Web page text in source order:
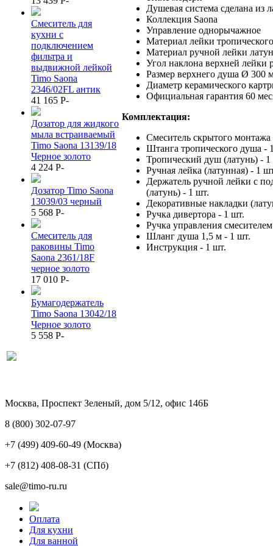
Смеситель для
кухни с
подключением
фильтра и
выдвижной лейкой
Timo Saona
2346/02FL антик
41 165 P-
Дозатор для жидкого
мыла встраиваемый
Timo Saona 13139/18
Черное золото
4 224 P-
Дозатор Timo Saona
13039/03 черный
5 568 P-
Смеситель для
раковины Timo
Saona 2361/18F
черное золото
17 010 P-
Бумагодержатель
Timo Saona 13042/18
Черное золото
5 558 P-
Душевая система сделана из
Коллекция Saona
Управление однорычажное
Материал лейки
Материал ручной лейки
Угол наклона верхней лейки
Размер верхнего душа Ø 300
Диаметр керамического
Официальная гарантия 60
Комплектация:
Смеситель скрытого
Штанга тропического душа -
Тропический душ (латунь) -
Ручная лейка (латунная) - 1
Держатель ручной лейки с
(латунь) - 1 шт.
Декоративные накладки
Ручка дивертора - 1 шт.
Ручка управления
Шланг душа 1,5 м - 1 шт.
Инструкция - 1 шт.
Москва, Проспект Зеленый, дом 5/12, офис 146Б
8 (800) 302-07-97
+7 (499) 409-60-49 (Москва)
+7 (812) 408-08-31 (СПб)
sale@timo-ru.ru
Оплата
Для кухни
Для ванной